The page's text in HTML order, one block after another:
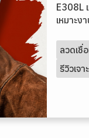
E308L
เหมาะง
ลวดเชื่
รีวิวเจ